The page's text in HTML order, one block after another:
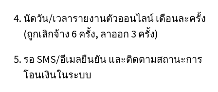
นัดวัน/เวลารายงานตัวออนไลน์ เดือนละครั้ง
(ถูกเลิกจ้าง 6 ครั้ง, ลาออก 3 ครั้ง)
รอ SMS/อีเมลยืนยัน และติดตามสถานะการ
โอนเงินในระบบ